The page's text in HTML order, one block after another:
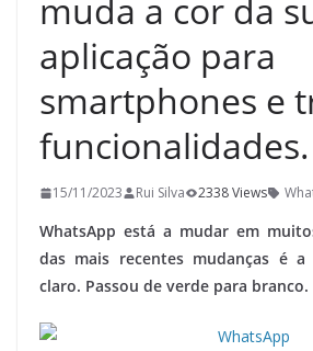
muda a cor da
aplicação para
smartphones e
funcionalidades.
15/11/2023 Rui Silva 2338 Views
WhatsApp está a mudar em
das mais recentes mudanças é
claro. Passou de verde para branco.